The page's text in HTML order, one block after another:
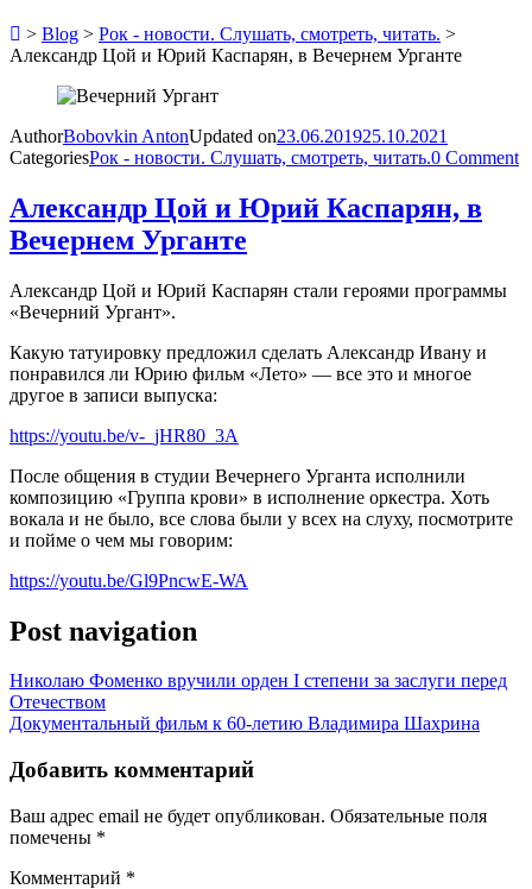
> Blog > Рок - новости. Слушать, смотреть, читать. >
Александр Цой и Юрий Каспарян, в Вечернем Урганте
AuthorBobovkin AntonUpdated on23.06.201925.10.2021
CategoriesРок - новости. Слушать, смотреть, читать.0 Comment
Александр Цой и Юрий Каспарян, в
Вечернем Урганте
Александр Цой и Юрий Каспарян стали героями программы
«Вечерний Ургант».
Какую татуировку предложил сделать Александр Ивану и
понравился ли Юрию фильм «Лето» — все это и многое
другое в записи выпуска:
https://youtu.be/v-_jHR80_3A
После общения в студии Вечернего Урганта исполнили
композицию «Группа крови» в исполнение оркестра. Хоть
вокала и не было, все слова были у всех на слуху, посмотрите
и пойме о чем мы говорим:
https://youtu.be/Gl9PncwE-WA
Post navigation
Николаю Фоменко вручили орден I степени за заслуги перед
Отечеством
Документальный фильм к 60-летию Владимира Шахрина
Добавить комментарий
Ваш адрес email не будет опубликован. Обязательные поля
помечены *
Комментарий *